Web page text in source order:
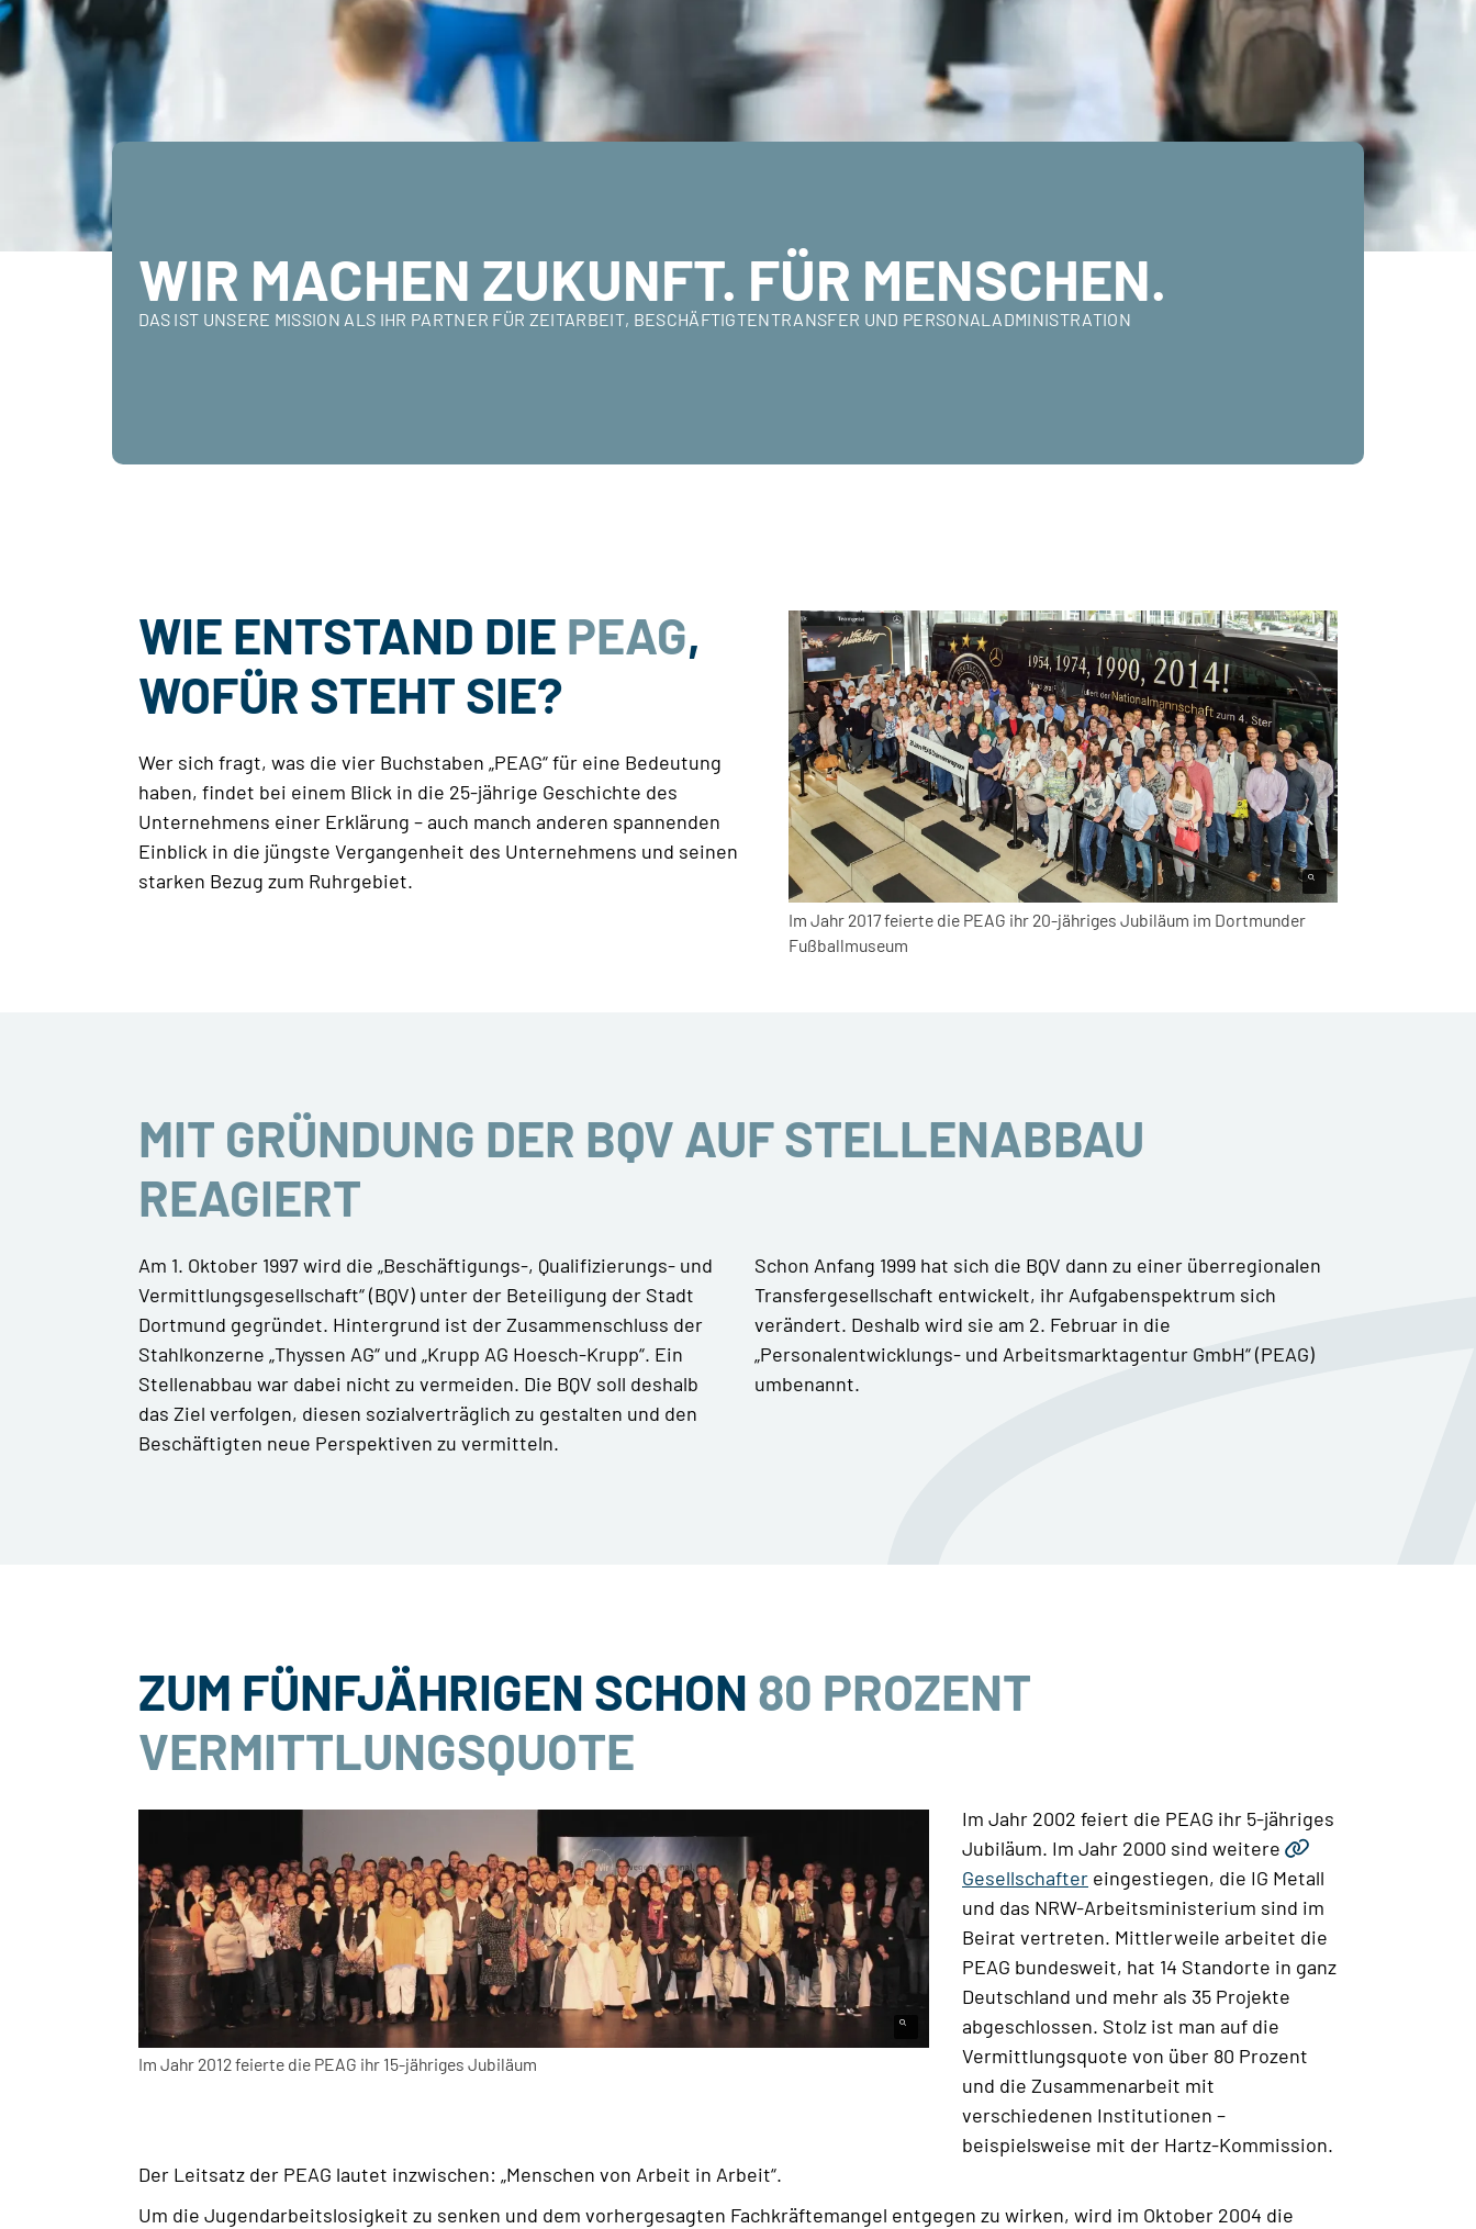
WIR MACHEN ZUKUNFT. FÜR MENSCHEN.
DAS IST UNSERE MISSION ALS IHR PARTNER FÜR ZEITARBEIT, BESCHÄFTIGTENTRANSFER UND PERSONALADMINISTRATION
Im Jahr 2017 feierte die PEAG ihr 20-jähriges Jubiläum im Dortmunder
Fußballmuseum
WIE ENTSTAND DIE PEAG,
WOFÜR STEHT SIE?
Wer sich fragt, was die vier Buchstaben „PEAG“ für eine Bedeutung
haben, findet bei einem Blick in die 25-jährige Geschichte des
Unternehmens einer Erklärung – auch manch anderen spannenden
Einblick in die jüngste Vergangenheit des Unternehmens und seinen
starken Bezug zum Ruhrgebiet.
MIT GRÜNDUNG DER BQV AUF STELLENABBAU
REAGIERT
Am 1. Oktober 1997 wird die „Beschäftigungs-, Qualifizierungs- und
Vermittlungsgesellschaft“ (BQV) unter der Beteiligung der Stadt
Dortmund gegründet. Hintergrund ist der Zusammenschluss der
Stahlkonzerne „Thyssen AG“ und „Krupp AG Hoesch-Krupp“. Ein
Stellenabbau war dabei nicht zu vermeiden. Die BQV soll deshalb
das Ziel verfolgen, diesen sozialverträglich zu gestalten und den
Beschäftigten neue Perspektiven zu vermitteln.
Schon Anfang 1999 hat sich die BQV dann zu einer überregionalen
Transfergesellschaft entwickelt, ihr Aufgabenspektrum sich
verändert. Deshalb wird sie am 2. Februar in die
„Personalentwicklungs- und Arbeitsmarktagentur GmbH“ (PEAG)
umbenannt.
ZUM FÜNFJÄHRIGEN SCHON 80 PROZENT
VERMITTLUNGSQUOTE
Im Jahr 2012 feierte die PEAG ihr 15-jähriges Jubiläum
Im Jahr 2002 feiert die PEAG ihr 5-jähriges
Jubiläum. Im Jahr 2000 sind weitere
Gesellschafter eingestiegen, die IG Metall
und das NRW-Arbeitsministerium sind im
Beirat vertreten. Mittlerweile arbeitet die
PEAG bundesweit, hat 14 Standorte in ganz
Deutschland und mehr als 35 Projekte
abgeschlossen. Stolz ist man auf die
Vermittlungsquote von über 80 Prozent
und die Zusammenarbeit mit
verschiedenen Institutionen –
beispielsweise mit der Hartz-Kommission.
Der Leitsatz der PEAG lautet inzwischen: „Menschen von Arbeit in Arbeit“.
Um die Jugendarbeitslosigkeit zu senken und dem vorhergesagten Fachkräftemangel entgegen zu wirken, wird im Oktober 2004 die